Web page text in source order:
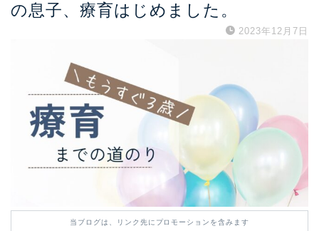
の息子、療育はじめました。
2023年12月7日
当ブログは、リンク先にプロモーションを含みます